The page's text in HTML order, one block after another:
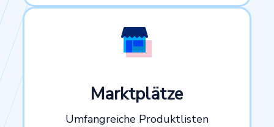
Marktplätze
Umfangreiche Produktlisten